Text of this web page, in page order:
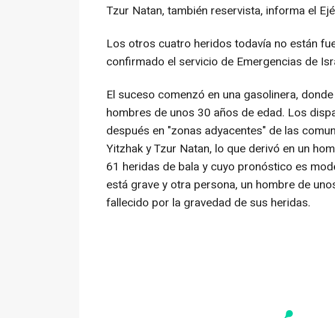
Tzur Natan, también reservista, informa el
Los otros cuatro heridos todavía no están
confirmado el servicio de Emergencias de
El suceso comenzó en una gasolinera,
hombres de unos 30 años de edad. Los
después en "zonas adyacentes" de las
Yitzhak y Tzur Natan, lo que derivó en un
61 heridas de bala y cuyo pronóstico es
está grave y otra persona, un hombre de
fallecido por la gravedad de sus heridas.